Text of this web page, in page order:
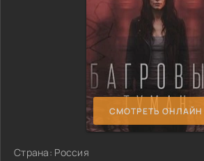
СМОТРЕТЬ ОНЛАЙН
Страна: Россия